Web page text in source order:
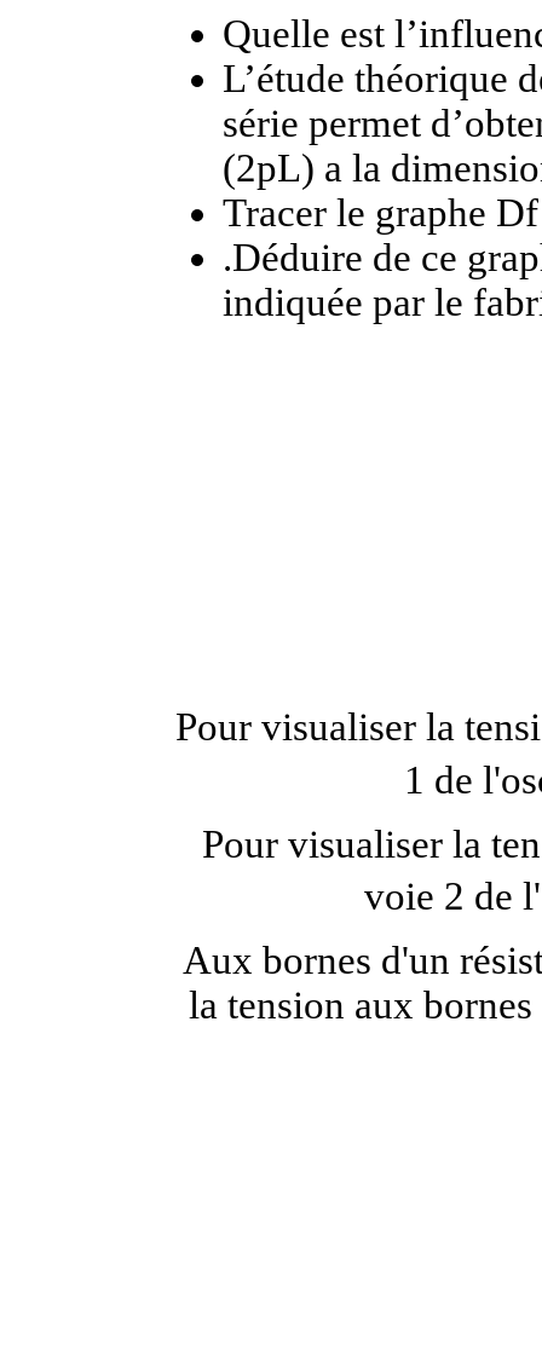
Quelle est
L’étude théorique
série permet
(2pL) a la
Tracer le graphe D
.Déduire de ce
indiquée par le
Pour visualiser la
1 de
Pour visualiser la
voie 2 de
Aux bornes d'un
la tension aux